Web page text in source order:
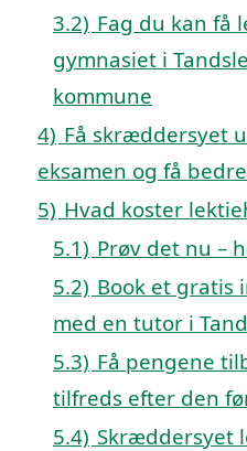
3.2) Fag du kan få
gymnasiet i
kommune
4) Få skræddersyet
eksamen og få
5) Hvad koster
5.1) Prøv det nu –
5.2) Book et gratis
med en tutor i
5.3) Få pengene
tilfreds efter den
5.4) Skræddersyet